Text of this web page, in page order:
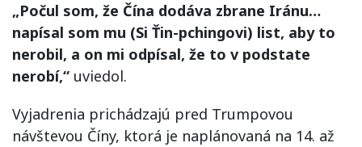
„Počul som, že Čína dodáva zbrane Iránu…
napísal som mu (Si Ťin-pchingovi) list, aby to
nerobil, a on mi odpísal, že to v podstate
nerobí,“ uviedol.
Vyjadrenia prichádzajú pred Trumpovou
návštevou Číny, ktorá je naplánovaná na 14. až